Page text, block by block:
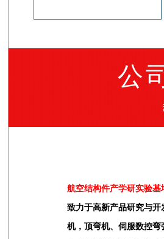
公
航空结构件产学研实验基
致力于高新产品研究与
机，顶弯机、伺服数控